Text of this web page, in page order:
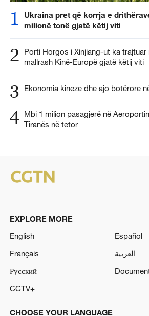
1
Ukraina pret që korrja e
milionë tonë gjatë këtij viti
2
Porti Horgos i Xinjiang-ut ka trajtuar
mallrash Kinë-Europë gjatë këtij viti
3 Ekonomia kineze dhe ajo botërore
4 Mbi 1 milion pasagjerë në
Tiranës në tetor
EXPLORE MORE
English
Español
Français
العربية
Русский
CCTV+
CHOOSE YOUR LANGUAGE